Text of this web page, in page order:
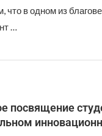
что в одном из
…
посвящение